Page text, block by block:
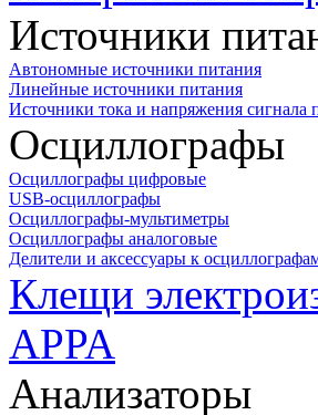
Источники
Автономные источники питания
Линейные источники питания
Источники тока и напряжения
Осциллографы
Осциллографы цифровые
USB-осциллографы
Осциллографы-мультиметры
Осциллографы аналоговые
Делители и аксессуары к
Клещи
APPA
Анализаторы